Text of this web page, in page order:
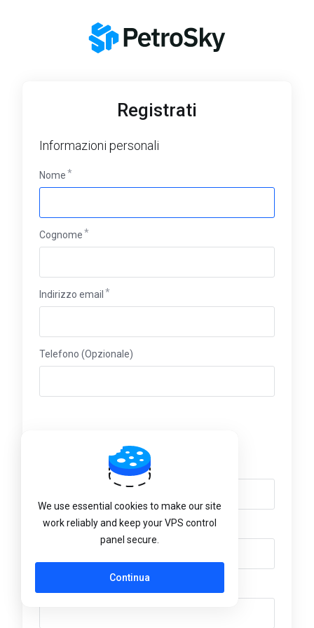
Registrati
Informazioni personali
Nome
Cognome
Indirizzo email
Telefono (Opzionale)
Nome azienda (Opzionale)
Indirizzo (Opzionale)
We use essential cookies to make our site
work reliably and keep your VPS control
panel secure.
Continua